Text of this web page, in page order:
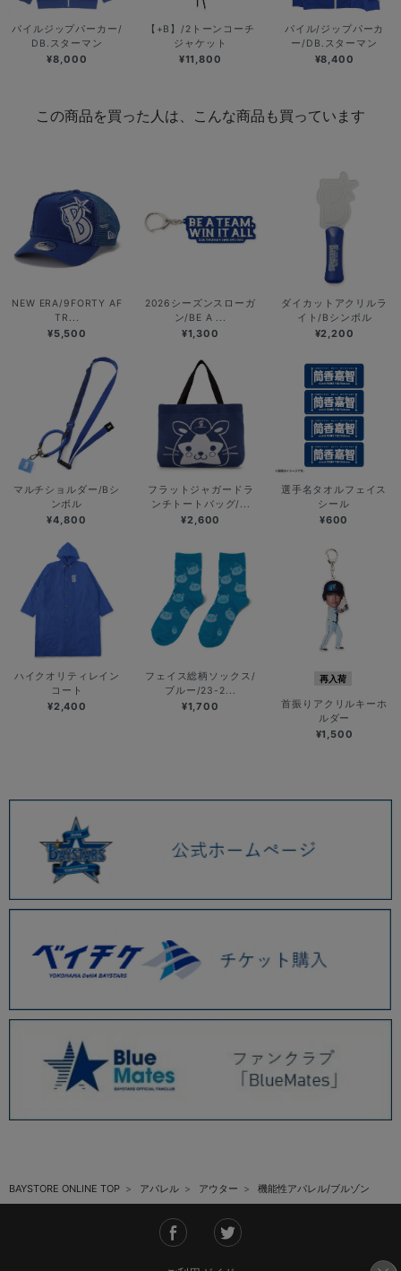
パイルジップパーカー/
DB.スターマン
¥8,000
【+B】/2トーンコーチ
ジャケット
¥11,800
パイル/ジップパーカ
ー/DB.スターマン
¥8,400
この商品を買った人は、こんな商品も買っています
NEW ERA/9FORTY AF
TR...
¥5,500
2026シーズンスローガ
ン/BE A ...
¥1,300
ダイカットアクリルラ
イト/Bシンボル
¥2,200
マルチショルダー/Bシ
ンボル
¥4,800
フラットジャガードラ
ンチトートバッグ/...
¥2,600
選手名タオルフェイス
シール
¥600
ハイクオリティレイン
コート
¥2,400
フェイス総柄ソックス/
ブルー/23-2...
¥1,700
再入荷
首振りアクリルキーホ
ルダー
¥1,500
BAYSTORE ONLINE TOP アパレル アウター 機能性アパレル/ブルゾン